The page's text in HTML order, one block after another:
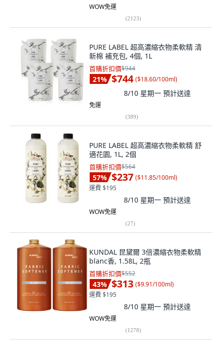
WOW免運
(2123)
PURE LABEL 超高濃縮衣物柔軟精 清
新棉 補充包, 4個, 1L
首購折扣價$944
21% $744 ($18.60/100ml)
8/10 星期一 預計送達
免運
(389)
PURE LABEL 超高濃縮衣物柔軟精 舒
適花園, 1L, 2個
首購折扣價$564
57% $237 ($11.85/100ml)
運費 $195
8/10 星期一 預計送達
WOW免運
(27)
KUNDAL 昆黛爾 3倍濃縮衣物柔軟精
blanc香, 1.58L, 2瓶
首購折扣價$552
43% $313 ($9.91/100ml)
運費 $195
8/10 星期一 預計送達
WOW免運
(1278)